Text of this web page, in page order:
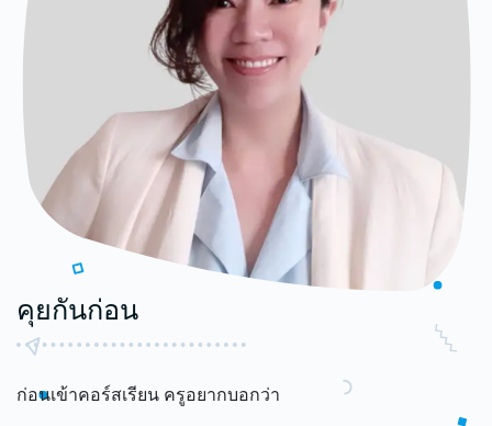
คุยกันก่อน
ก่อนเข้าคอร์สเรียน ครูอยากบอกว่า